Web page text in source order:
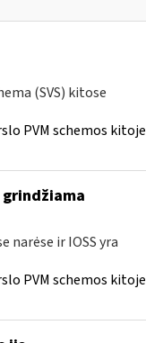
(SVS) kitose
PVM schemos kitoje
narėse ir IOSS yra
PVM schemos kitoje